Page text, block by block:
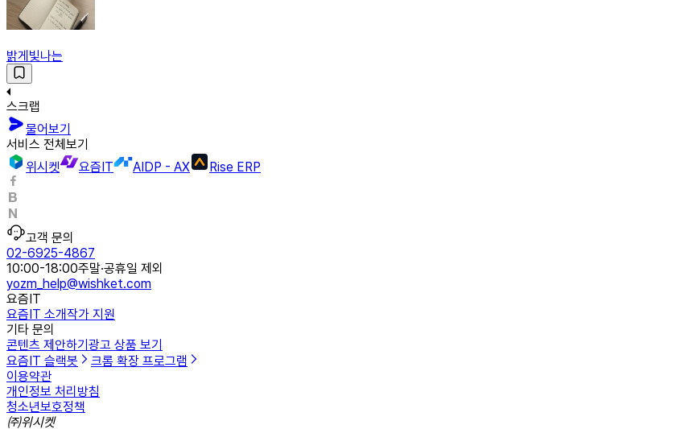
밝게빛나는
스크랩
물어보기
서비스 전체보기
위시켓
요즘IT AIDP - AX Rise ERP
고객 문의
02-6925-4867
10:00-18:00주말·공휴일 제외
yozm_help@wishket.com
요즘IT
요즘IT 소개작가 지원
기타 문의
콘텐츠 제안하기 광고 상품 보기
요즘IT 슬랙봇
크롬 확장 프로그램
이용약관
개인정보 처리방침
청소년보호정책
㈜위시켓